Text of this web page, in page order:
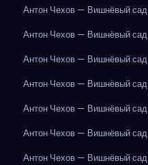
Антон Чехов — Вишнёвый сад
Антон Чехов — Вишнёвый сад
Антон Чехов — Вишнёвый сад
Антон Чехов — Вишнёвый сад
Антон Чехов — Вишнёвый сад
Антон Чехов — Вишнёвый сад
Антон Чехов — Вишнёвый сад